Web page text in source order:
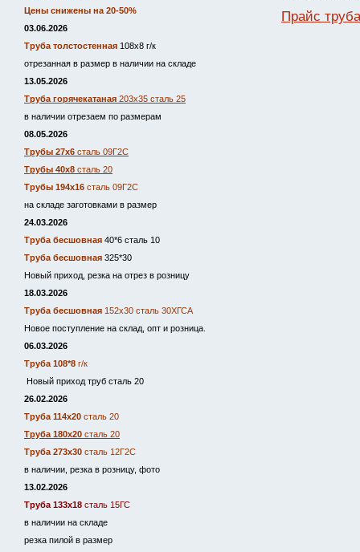
Цены снижены на 20-50%
03.06.2026
Труба толстостенная 108х8 г/к
отрезанная в размер в наличии на складе
13.05.2026
Труба горячекатаная 203х35 сталь 25
в наличии отрезаем по размерам
08.05.2026
Трубы 27х6 сталь 09Г2С
Трубы 40х8 сталь 20
Трубы 194х16 сталь 09Г2С
на складе заготовками в размер
24.03.2026
Труба бесшовная 40*6 сталь 10
Труба бесшовная 325*30
Новый приход, резка на отрез в розницу
18.03.2026
Труба бесшовная 152х30 сталь 30ХГСА
Новое поступление на склад, опт и розница.
06.03.2026
Труба 108*8 г/к
Новый приход труб сталь 20
26.02.2026
Труба 114х20 сталь 20
Труба 180х20 сталь 20
Труба 273х30 сталь 12Г2С
в наличии, резка в розницу, фото
13.02.2026
Труба 133х18 сталь 15ГС
в наличии на складе
резка пилой в размер
Прайс